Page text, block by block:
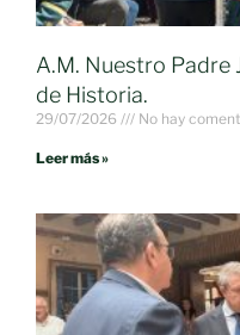
A.M. Nuestro Padre
de Historia.
29/07/2026 No hay
Leer más »